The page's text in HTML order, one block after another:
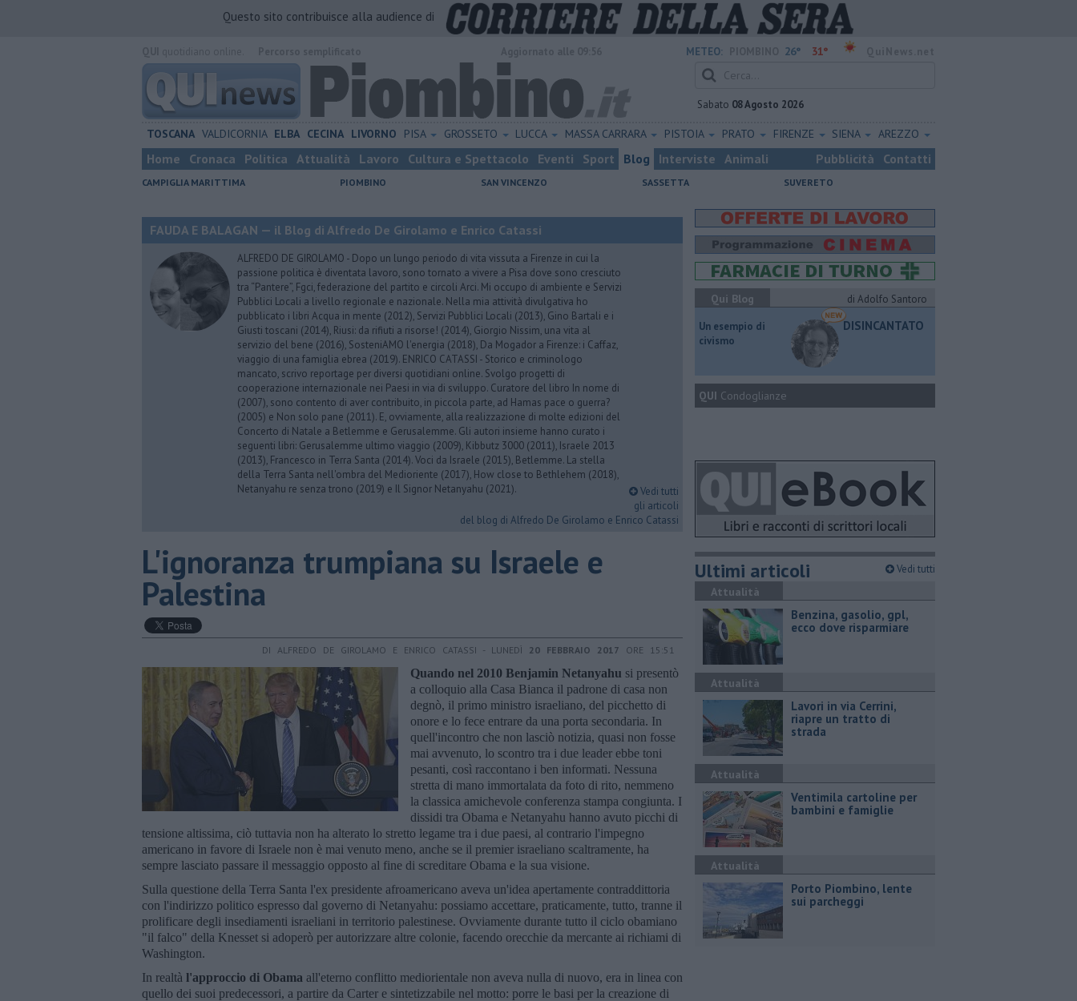
Questo sito contribuisce alla audience di
METEO: 26° 31°
Sabato 08 Agosto 2026
TOSCANA VALDICORNIA ELBA CECINA LIVORNO PISA GROSSETO LUCCA MASSA CARRARA PISTOIA PRATO FIRENZE SIENA AREZZO
Home Cronaca Politica Attualità Lavoro Cultura e Spettacolo Eventi Sport Blog Interviste Animali Pubblicità Contatti
CAMPIGLIA MARITTIMA PIOMBINO SAN VINCENZO SASSETTA SUVERETO
FAUDA E BALAGAN — il Blog di Alfredo De Girolamo e Enrico Catassi
ALFREDO DE GIROLAMO - Dopo un lungo periodo di vita vissuta a Firenze in cui la
passione politica è diventata lavoro, sono tornato a vivere a Pisa dove sono cresciuto
tra “Pantere”, Fgci, federazione del partito e circoli Arci. Mi occupo di ambiente e Servizi
Pubblici Locali a livello regionale e nazionale. Nella mia attività divulgativa ho
pubblicato i libri Acqua in mente (2012), Servizi Pubblici Locali (2013), Gino Bartali e i
Giusti toscani (2014), Riusi: da rifiuti a risorse! (2014), Giorgio Nissim, una vita al
servizio del bene (2016), SosteniAMO l'energia (2018), Da Mogador a Firenze: i Caffaz,
viaggio di una famiglia ebrea (2019). ENRICO CATASSI - Storico e criminologo
mancato, scrivo reportage per diversi quotidiani online. Svolgo progetti di
cooperazione internazionale nei Paesi in via di sviluppo. Curatore del libro In nome di
(2007), sono contento di aver contribuito, in piccola parte, ad Hamas pace o guerra?
(2005) e Non solo pane (2011). E, ovviamente, alla realizzazione di molte edizioni del
Concerto di Natale a Betlemme e Gerusalemme. Gli autori insieme hanno curato i
seguenti libri: Gerusalemme ultimo viaggio (2009), Kibbutz 3000 (2011), Israele 2013
(2013), Francesco in Terra Santa (2014). Voci da Israele (2015), Betlemme. La stella
della Terra Santa nell'ombra del Medioriente (2017), How close to Bethlehem (2018),
Netanyahu re senza trono (2019) e Il Signor Netanyahu (2021).
Vedi tutti
gli articoli
del blog di Alfredo De Girolamo e Enrico Catassi
L'ignoranza trumpiana su Israele e
Palestina
DI ALFREDO DE GIROLAMO E ENRICO CATASSI - LUNEDÌ 20 FEBBRAIO 2017 ORE 15:51
Quando nel 2010 Benjamin Netanyahu si presentò
a colloquio alla Casa Bianca il padrone di casa non
degnò, il primo ministro israeliano, del picchetto di
onore e lo fece entrare da una porta secondaria. In
quell'incontro che non lasciò notizia, quasi non fosse
mai avvenuto, lo scontro tra i due leader ebbe toni
pesanti, così raccontano i ben informati. Nessuna
stretta di mano immortalata da foto di rito, nemmeno
la classica amichevole conferenza stampa congiunta. I
dissidi tra Obama e Netanyahu hanno avuto picchi di
tensione altissima, ciò tuttavia non ha alterato lo stretto legame tra i due paesi, al contrario l'impegno
americano in favore di Israele non è mai venuto meno, anche se il premier israeliano scaltramente, ha
sempre lasciato passare il messaggio opposto al fine di screditare Obama e la sua visione.
Sulla questione della Terra Santa l'ex presidente afroamericano aveva un'idea apertamente contraddittoria
con l'indirizzo politico espresso dal governo di Netanyahu: possiamo accettare, praticamente, tutto, tranne il
prolificare degli insediamenti israeliani in territorio palestinese. Ovviamente durante tutto il ciclo obamiano
"il falco" della Knesset si adoperò per autorizzare altre colonie, facendo orecchie da mercante ai richiami di
Washington.
In realtà l'approccio di Obama all'eterno conflitto mediorientale non aveva nulla di nuovo, era in linea con
quello dei suoi predecessori, a partire da Carter e sintetizzabile nel motto: porre le basi per la creazione di
Qui Blog
di Adolfo Santoro
​Un esempio di
civismo
DISINCANTATO
QUI Condoglianze
Ultimi articoli Vedi tutti
Attualità
​Benzina, gasolio, gpl,
ecco dove risparmiare
Attualità
Lavori in via Cerrini,
riapre un tratto di
strada
Attualità
Ventimila cartoline per
bambini e famiglie
Attualità
Porto Piombino, lente
sui parcheggi